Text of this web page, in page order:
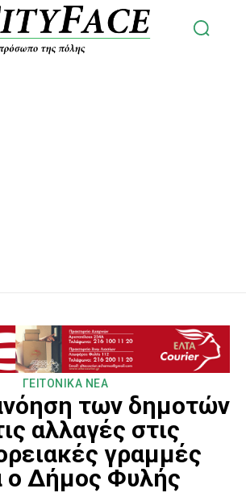
ΓΕΙΤΟΝΙΚΑ ΝΕΑ
των δημοτών
αλλαγές στις
γραμμές
ο Δήμος Φυλής